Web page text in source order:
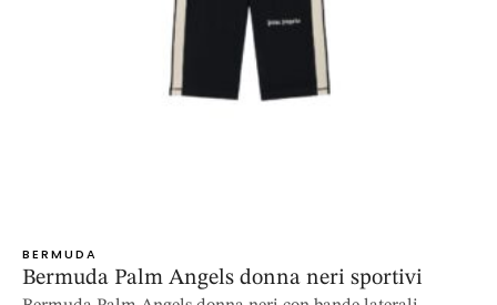
BERMUDA
Bermuda Palm Angels donna neri sportivi